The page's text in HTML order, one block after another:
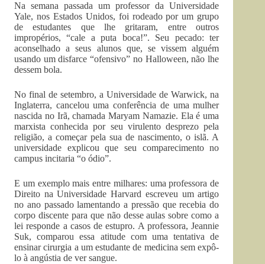
Na semana passada um professor da Universidade
Yale, nos Estados Unidos, foi rodeado por um grupo
de estudantes que lhe gritaram, entre outros
impropérios, “cale a puta boca!”. Seu pecado: ter
aconselhado a seus alunos que, se vissem alguém
usando um disfarce “ofensivo” no Halloween, não lhe
dessem bola.
No final de setembro, a Universidade de Warwick, na
Inglaterra, cancelou uma conferência de uma mulher
nascida no Irã, chamada Maryam Namazie. Ela é uma
marxista conhecida por seu virulento desprezo pela
religião, a começar pela sua de nascimento, o islã. A
universidade explicou que seu comparecimento no
campus incitaria “o ódio”.
E um exemplo mais entre milhares: uma professora de
Direito na Universidade Harvard escreveu um artigo
no ano passado lamentando a pressão que recebia do
corpo discente para que não desse aulas sobre como a
lei responde a casos de estupro. A professora, Jeannie
Suk, comparou essa atitude com uma tentativa de
ensinar cirurgia a um estudante de medicina sem expô-
lo à angústia de ver sangue.